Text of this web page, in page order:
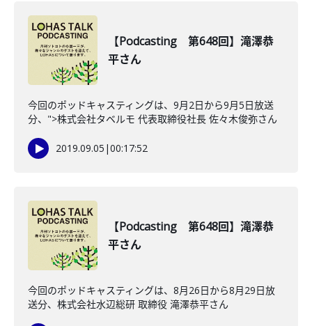
【Podcasting 第648回】滝澤恭
平さん
今回のポッドキャスティングは、9月2日から9月5日放送
分、">株式会社タベルモ 代表取締役社長 佐々木俊弥さん
2019.09.05 |00:17:52
【Podcasting 第648回】滝澤恭
平さん
今回のポッドキャスティングは、8月26日から8月29日放
送分、株式会社水辺総研 取締役 滝澤恭平さん